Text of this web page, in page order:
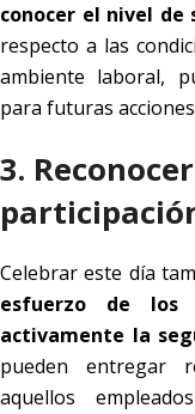
conocer el nivel de
respecto a las
ambiente laboral,
para futuras
3.
Celebrar este día
esfuerzo de los
activamente la
pueden entregar
aquellos